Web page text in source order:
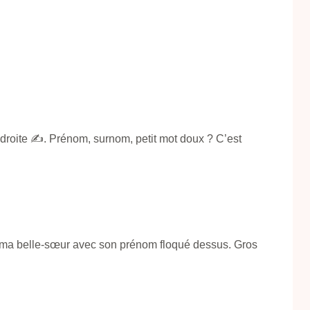
✍️. Prénom, surnom, petit mot doux ? C’est
belle-sœur avec son prénom floqué dessus. Gros